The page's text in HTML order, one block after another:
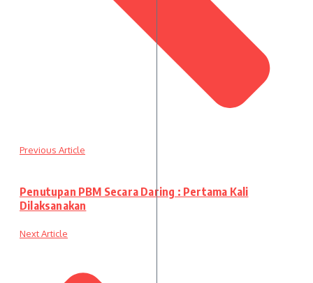
Previous Article
Penutupan PBM Secara Daring : Pertama Kali
Dilaksanakan
Next Article